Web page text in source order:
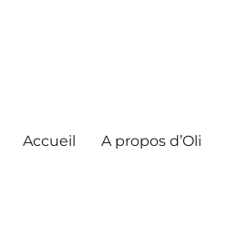
Accueil A propos d’Oli